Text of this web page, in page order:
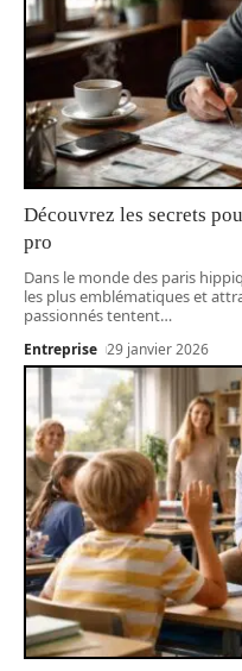
Découvrez les secrets
pro
Dans le monde des paris
les plus emblématiques et
passionnés tentent…
Entreprise 29 janvier 2026